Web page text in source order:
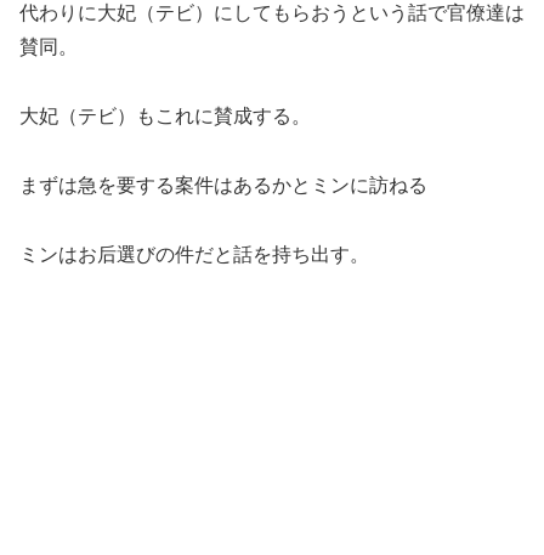
代わりに大妃（テビ）にしてもらおうという話で官僚達は
賛同。
大妃（テビ）もこれに賛成する。
まずは急を要する案件はあるかとミンに訪ねる
ミンはお后選びの件だと話を持ち出す。